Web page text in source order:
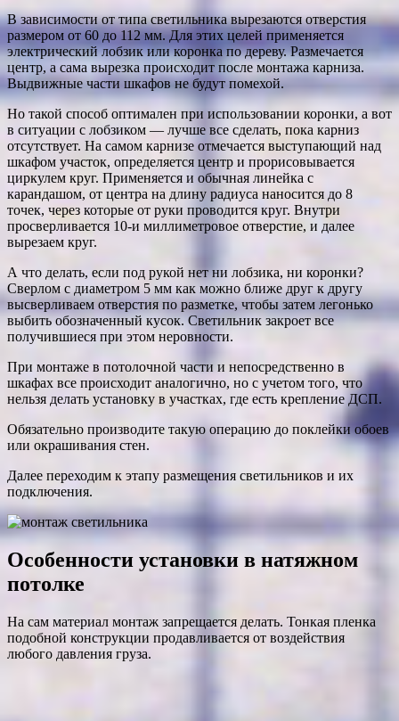
В зависимости от типа светильника вырезаются отверстия
размером от 60 до 112 мм. Для этих целей применяется
электрический лобзик или коронка по дереву. Размечается
центр, а сама вырезка происходит после монтажа карниза.
Выдвижные части шкафов не будут помехой.
Но такой способ оптимален при использовании коронки, а вот
в ситуации с лобзиком — лучше все сделать, пока карниз
отсутствует. На самом карнизе отмечается выступающий над
шкафом участок, определяется центр и прорисовывается
циркулем круг. Применяется и обычная линейка с
карандашом, от центра на длину радиуса наносится до 8
точек, через которые от руки проводится круг. Внутри
просверливается 10-и миллиметровое отверстие, и далее
вырезаем круг.
А что делать, если под рукой нет ни лобзика, ни коронки?
Сверлом с диаметром 5 мм как можно ближе друг к другу
высверливаем отверстия по разметке, чтобы затем легонько
выбить обозначенный кусок. Светильник закроет все
получившиеся при этом неровности.
При монтаже в потолочной части и непосредственно в
шкафах все происходит аналогично, но с учетом того, что
нельзя делать установку в участках, где есть крепление ДСП.
Обязательно производите такую операцию до поклейки обоев
или окрашивания стен.
Далее переходим к этапу размещения светильников и их
подключения.
Особенности установки в натяжном
потолке
На сам материал монтаж запрещается делать. Тонкая пленка
подобной конструкции продавливается от воздействия
любого давления груза.